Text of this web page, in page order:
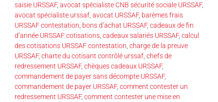
saisie URSSAF, avocat spécialiste CNB sécurité sociale URSSAF,
avocat spécialiste urssaf avocat URSSAF, barèmes frais
URSSAF contestation bons d’achat URSSAF, cadeaux de fin
d’année URSSAF cotisations cadeaux salariés URSSAF, calcul
des cotisations URSSAF contestation charge de la preuve
URSSAF, charte du cotisant contrôlé urssaf chefs de
redressement URSSAF, chèques cadeaux URSSAF,
commandement de payer sans décompte URSSAF,
commandement de payer URSSAF, comment contester un
redressement URSSAF, comment contester une mise en